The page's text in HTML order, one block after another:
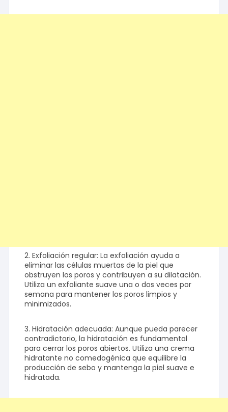
2. Exfoliación regular: La exfoliación ayuda a
eliminar las células muertas de la piel que
obstruyen los poros y contribuyen a su dilatación.
Utiliza un exfoliante suave una o dos veces por
semana para mantener los poros limpios y
minimizados.
3. Hidratación adecuada: Aunque pueda parecer
contradictorio, la hidratación es fundamental
para cerrar los poros abiertos. Utiliza una crema
hidratante no comedogénica que equilibre la
producción de sebo y mantenga la piel suave e
hidratada.